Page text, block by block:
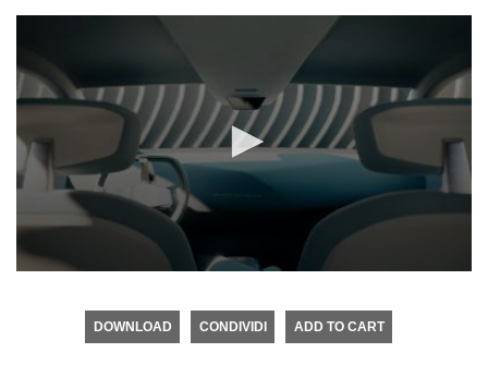
DOWNLOAD CONDIVIDI ADD TO CART